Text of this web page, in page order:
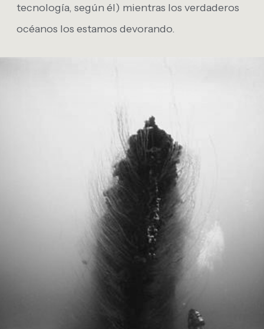
tecnología, según él) mientras los verdaderos
océanos los estamos devorando.